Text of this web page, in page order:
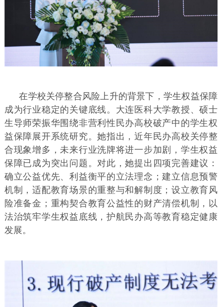
在学校关停整合风险上升的背景下，学生权益保障
成为行业稳定的关键底线。大连医科大学教授、硕士
生导师荣振华围绕非营利性民办高校破产中的学生权
益保障展开系统研究。她指出，近年民办高校关停整
合现象增多，未来行业洗牌将进一步加剧，学生权益
保障已成为突出问题。对此，她提出四项完善建议：
确立公益优先、利益衡平的立法理念；建立信息预警
机制，适配教育场景的重整与和解制度；设立教育风
险准备金；重构契合教育公益性的财产清偿机制，以
法治筑牢学生权益底线，护航民办高等教育稳定健康
发展。